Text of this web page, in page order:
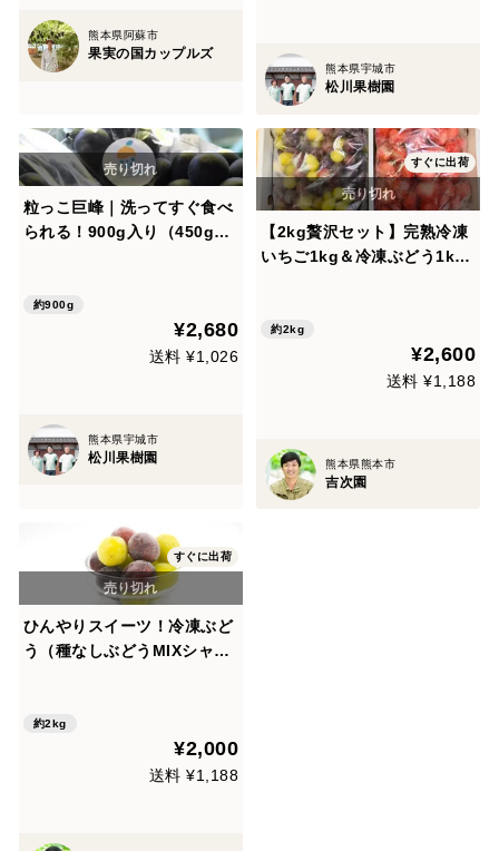
熊本県阿蘇市
果実の国カップルズ
熊本県宇城市
松川果樹園
粒っこ巨峰｜洗ってすぐ食べ
られる！900g入り（450g×2
約900g
¥2,680
送料 ¥1,026
熊本県宇城市
松川果樹園
すぐに出荷
【2kg贅沢セット】完熟冷凍
いちご1kg＆冷凍ぶどう1kg
約2kg
¥2,600
送料 ¥1,188
熊本県熊本市
吉次園
すぐに出荷
ひんやりスイーツ！冷凍ぶど
う（種なしぶどうMIXシャイ
約2kg
¥2,000
送料 ¥1,188